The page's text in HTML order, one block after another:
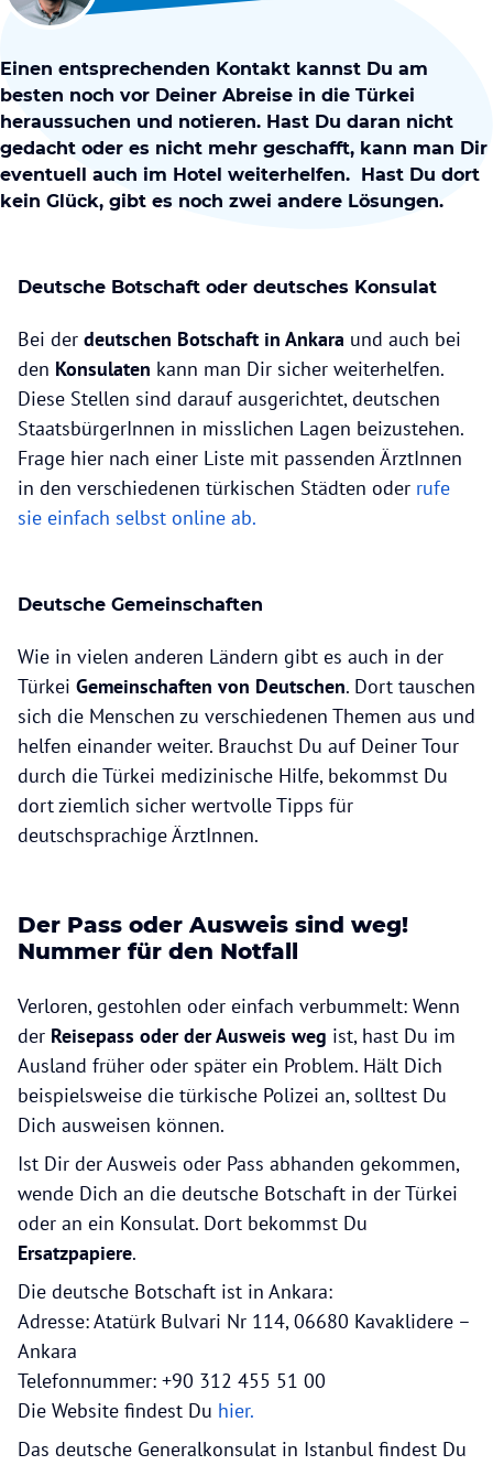
Einen entsprechenden Kontakt kannst Du am
besten noch vor Deiner Abreise in die Türkei
heraussuchen und notieren. Hast Du daran nicht
gedacht oder es nicht mehr geschafft, kann man Dir
eventuell auch im Hotel weiterhelfen. Hast Du dort
kein Glück, gibt es noch zwei andere Lösungen.
Deutsche Botschaft oder deutsches Konsulat
Bei der deutschen Botschaft in Ankara und auch bei
den Konsulaten kann man Dir sicher weiterhelfen.
Diese Stellen sind darauf ausgerichtet, deutschen
StaatsbürgerInnen in misslichen Lagen beizustehen.
Frage hier nach einer Liste mit passenden ÄrztInnen
in den verschiedenen türkischen Städten oder rufe
sie einfach selbst online ab.
Deutsche Gemeinschaften
Wie in vielen anderen Ländern gibt es auch in der
Türkei Gemeinschaften von Deutschen. Dort tauschen
sich die Menschen zu verschiedenen Themen aus und
helfen einander weiter. Brauchst Du auf Deiner Tour
durch die Türkei medizinische Hilfe, bekommst Du
dort ziemlich sicher wertvolle Tipps für
deutschsprachige ÄrztInnen.
Der Pass oder Ausweis sind weg!
Nummer für den Notfall
Verloren, gestohlen oder einfach verbummelt: Wenn
der Reisepass oder der Ausweis weg ist, hast Du im
Ausland früher oder später ein Problem. Hält Dich
beispielsweise die türkische Polizei an, solltest Du
Dich ausweisen können.
Ist Dir der Ausweis oder Pass abhanden gekommen,
wende Dich an die deutsche Botschaft in der Türkei
oder an ein Konsulat. Dort bekommst Du
Ersatzpapiere.
Die deutsche Botschaft ist in Ankara:
Adresse: Atatürk Bulvari Nr 114, 06680 Kavaklidere –
Ankara
Telefonnummer: +90 312 455 51 00
Die Website findest Du hier.
Das deutsche Generalkonsulat in Istanbul findest Du